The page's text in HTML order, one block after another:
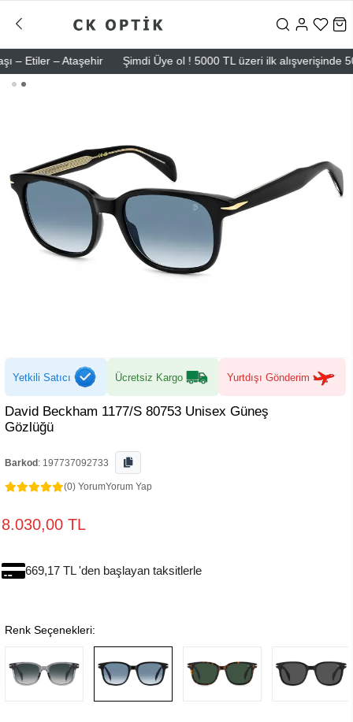
– Ataşehir Şimdi Üye ol ! 5000 TL üzeri ilk alışverişinde 500
Yetkili Satıcı Ücretsiz Kargo Yurtdışı Gönderim
David Beckham 1177/S 80753 Unisex Güneş
Gözlüğü
Barkod : 197737092733
(0) YorumYorum Yap
8.030,00 TL
669,17 TL 'den başlayan taksitlerle
Renk Seçenekleri: